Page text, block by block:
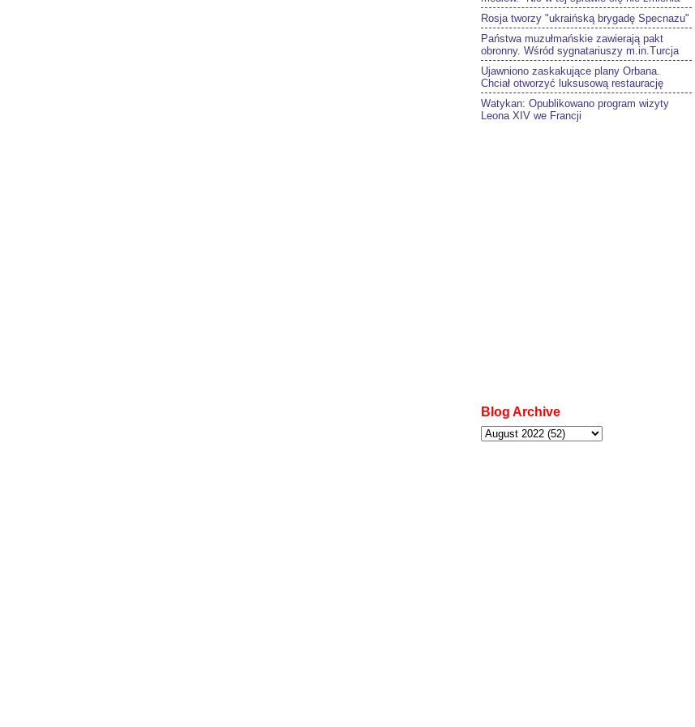
Rosja tworzy "ukraińską brygadę Specnazu"
Państwa muzułmańskie zawierają pakt
obronny. Wśród sygnatariuszy m.in.Turcja
Ujawniono zaskakujące plany Orbana.
Chciał otworzyć luksusową restaurację
Watykan: Opublikowano program wizyty
Leona XIV we Francji
Blog Archive